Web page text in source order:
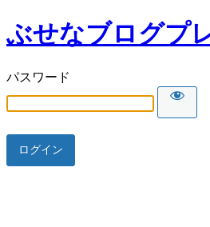
ぶせなブログプ
パスワード